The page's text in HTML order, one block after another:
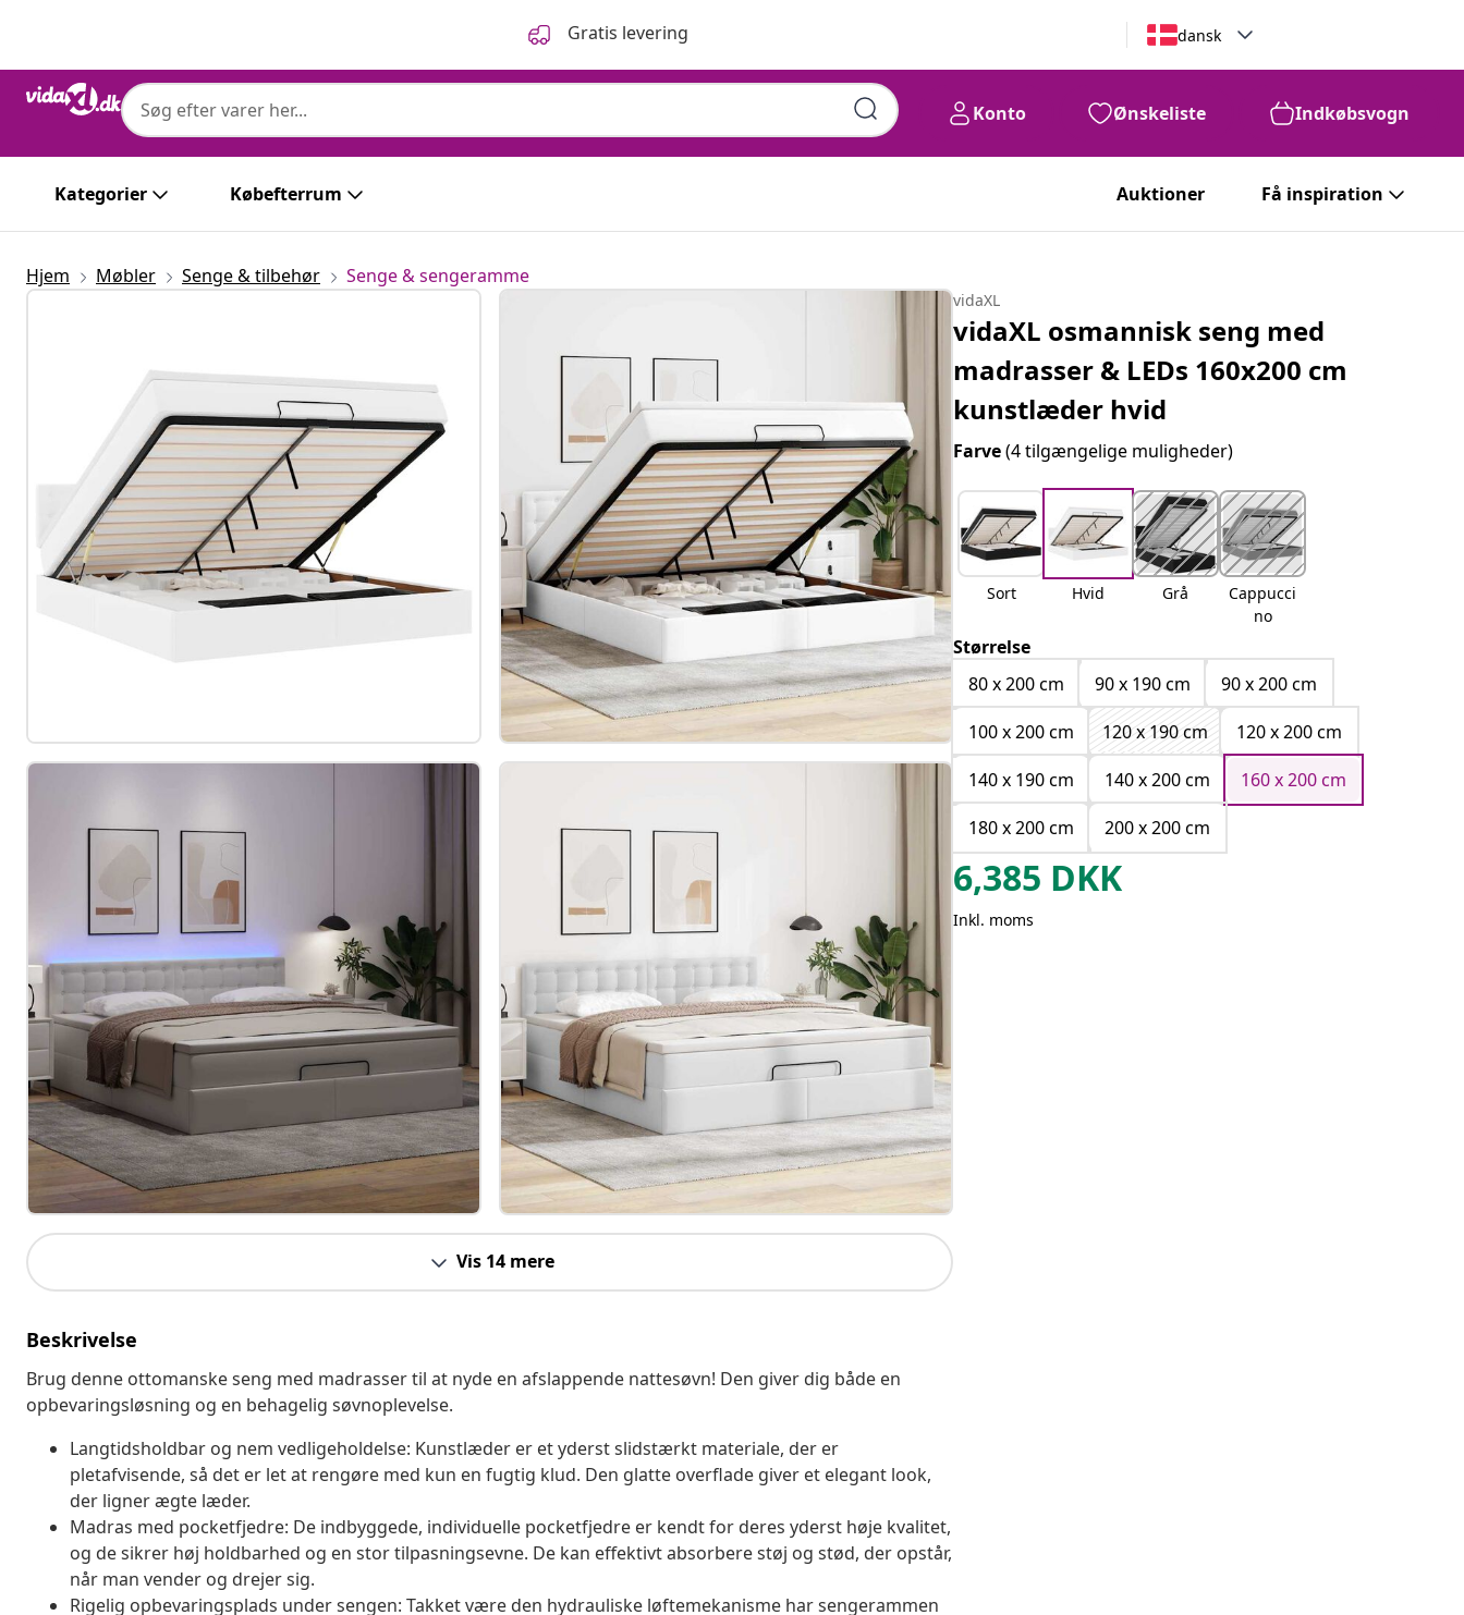
Gratis levering dansk
Konto Ønskeliste Indkøbsvogn
Kategorier Købefterrum Auktioner Få inspiration
Hjem Møbler Senge & tilbehør Senge & sengeramme
Vis 14 mere
Beskrivelse
Brug denne ottomanske seng med madrasser til at nyde en afslappende nattesøvn! Den giver dig både en
opbevaringsløsning og en behagelig søvnoplevelse.
Langtidsholdbar og nem vedligeholdelse: Kunstlæder er et yderst slidstærkt materiale, der er
pletafvisende, så det er let at rengøre med kun en fugtig klud. Den glatte overflade giver et elegant look,
der ligner ægte læder.
Madras med pocketfjedre: De indbyggede, individuelle pocketfjedre er kendt for deres yderst høje kvalitet,
og de sikrer høj holdbarhed og en stor tilpasningsevne. De kan effektivt absorbere støj og stød, der opstår,
når man vender og drejer sig.
Rigelig opbevaringsplads under sengen: Takket være den hydrauliske løftemekanisme har sengerammen
vidaXL
vidaXL osmannisk seng med
madrasser & LEDs 160x200 cm
kunstlæder hvid
Farve(4 tilgængelige muligheder)
Sort Hvid Grå
Cappucci
no
Størrelse
80 x 200 cm
90 x 190 cm
90 x 200 cm
100 x 200 cm
120 x 190 cm
120 x 200 cm
140 x 190 cm
140 x 200 cm
160 x 200 cm
180 x 200 cm
200 x 200 cm
6,385 DKK
Inkl. moms